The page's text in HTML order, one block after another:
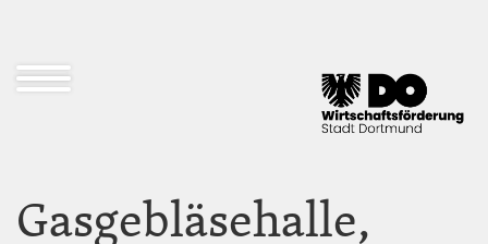
Navigation
Gasgebläsehalle,